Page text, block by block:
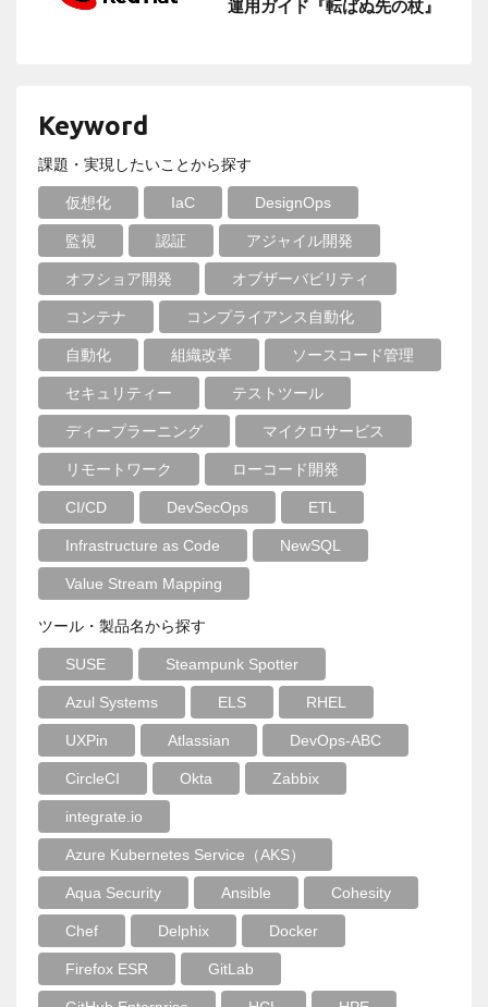
運用ガイド『転ばぬ先の杖』
Keyword
課題・実現したいことから探す
仮想化 IaC DesignOps
監視 認証 アジャイル開発
オフショア開発 オブザーバビリティ
コンテナ コンプライアンス自動化
自動化 組織改革 ソースコード管理
セキュリティー テストツール
ディープラーニング マイクロサービス
リモートワーク ローコード開発
CI/CD DevSecOps ETL
Infrastructure as Code NewSQL
Value Stream Mapping
ツール・製品名から探す
SUSE Steampunk Spotter
Azul Systems ELS RHEL
UXPin Atlassian DevOps-ABC
CircleCI Okta Zabbix
integrate.io
Azure Kubernetes Service（AKS）
Aqua Security Ansible Cohesity
Chef Delphix Docker
Firefox ESR GitLab